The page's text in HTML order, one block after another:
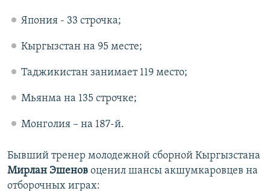
Япония - 33 строчка;
Кыргызстан на 95 месте;
Таджикистан занимает 119 место;
Мьянма на 135 строчке;
Монголия – на 187-й.
Бывший тренер молодежной сборной Кыргызстана
Мирлан Эшенов оценил шансы акшумкаровцев на
отборочных играх: